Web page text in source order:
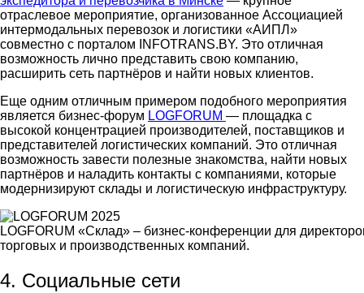
отраслевое мероприятие, организованное Ассоциацией
интермодальных перевозок и логистики «АИПЛ»
совместно с порталом INFOTRANS.BY. Это отличная
возможность лично представить свою компанию,
расширить сеть партнёров и найти новых клиентов.
Еще одним отличным примером подобного мероприятия
является бизнес-форум LOGFORUM — площадка с
высокой концентрацией производителей, поставщиков и
представителей логистических компаний. Это отличная
возможность завести полезные знакомства, найти новых
партнёров и наладить контакты с компаниями, которые
модернизируют склады и логистическую инфраструктуру.
LOGFORUM «Склад» – бизнес-конференции для
торговых и производственных компаний.
4. Социальные сети